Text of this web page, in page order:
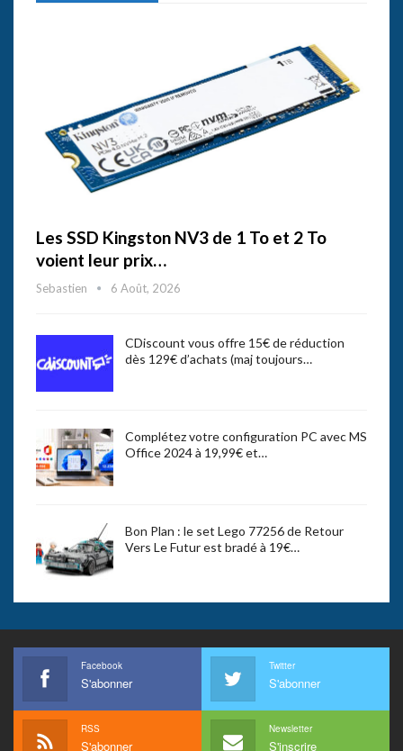
Les SSD Kingston NV3 de 1 To et 2 To
voient leur prix…
Sebastien 6 Août, 2026
CDiscount vous offre 15€ de réduction
dès 129€ d’achats (maj toujours…
Complétez votre configuration PC avec MS
Office 2024 à 19,99€ et…
Bon Plan : le set Lego 77256 de Retour
Vers Le Futur est bradé à 19€…
Facebook
S'abonner
Twitter
S'abonner
RSS
S'abonner
Newsletter
S'inscrire